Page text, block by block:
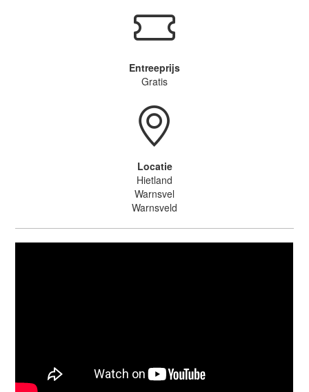
Entreeprijs
Gratis
Locatie
Hietland
Warnsvel
Warnsveld